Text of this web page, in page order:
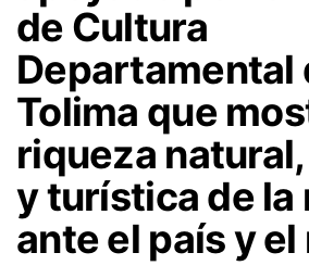
de Cultura
Departamental
Tolima que
riqueza
y turística de la
ante el país y